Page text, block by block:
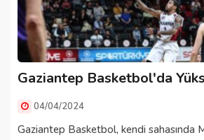
Gaziantep Basketbol'da
04/04/2024
Gaziantep Basketbol, kendi sahasında